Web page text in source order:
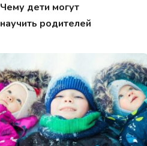
Чему дети могут
научить родителей